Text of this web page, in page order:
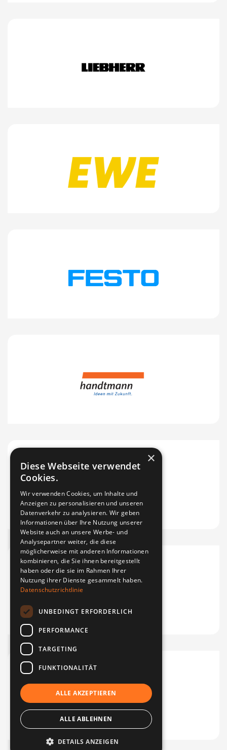
Financia
×
Diese Webseite verwendet
Cookies.
Wir verwenden Cookies, um Inhalte und
Anzeigen zu personalisieren und unseren
Datenverkehr zu analysieren. Wir geben
Informationen über Ihre Nutzung unserer
Website auch an unsere Werbe- und
Analysepartner weiter, die diese
möglicherweise mit anderen Informationen
kombinieren, die Sie ihnen bereitgestellt
haben oder die sie im Rahmen Ihrer
Nutzung ihrer Dienste gesammelt haben.
Datenschutzrichtlinie
UNBEDINGT ERFORDERLICH
PERFORMANCE
TARGETING
FUNKTIONALITÄT
ALLE AKZEPTIEREN
ALLE ABLEHNEN
DETAILS ANZEIGEN